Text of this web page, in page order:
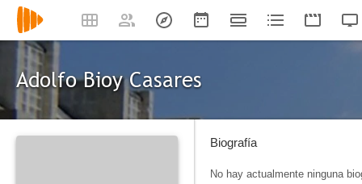
Adolfo Bioy Casares
Biografía
No hay actualmente ninguna